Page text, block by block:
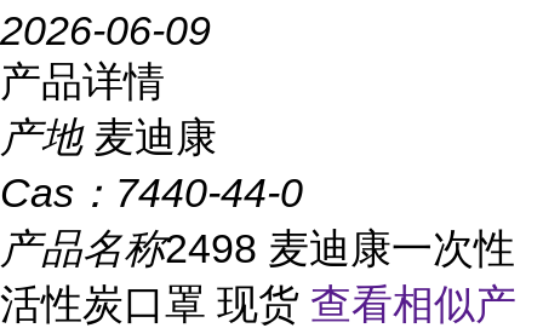
2026-06-09
产品详情
产地 麦迪康
Cas： 7440-44-0
产品名称2498 麦迪康一次性
活性炭口罩 现货 查看相似产